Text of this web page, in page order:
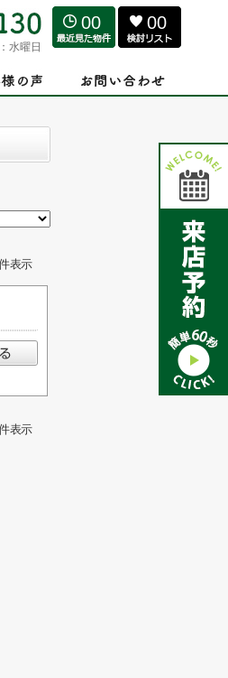
水曜日
00 00
表示
表示